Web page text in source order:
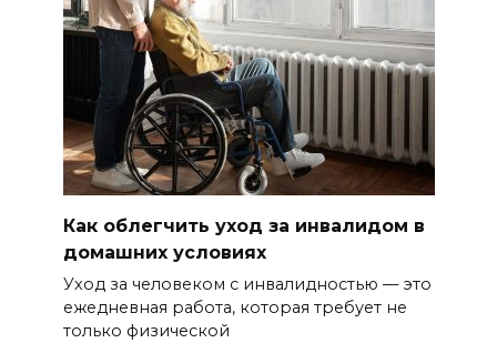
Как облегчить уход за инвалидом в
домашних условиях
Уход за человеком с инвалидностью — это
ежедневная работа, которая требует не
только физической